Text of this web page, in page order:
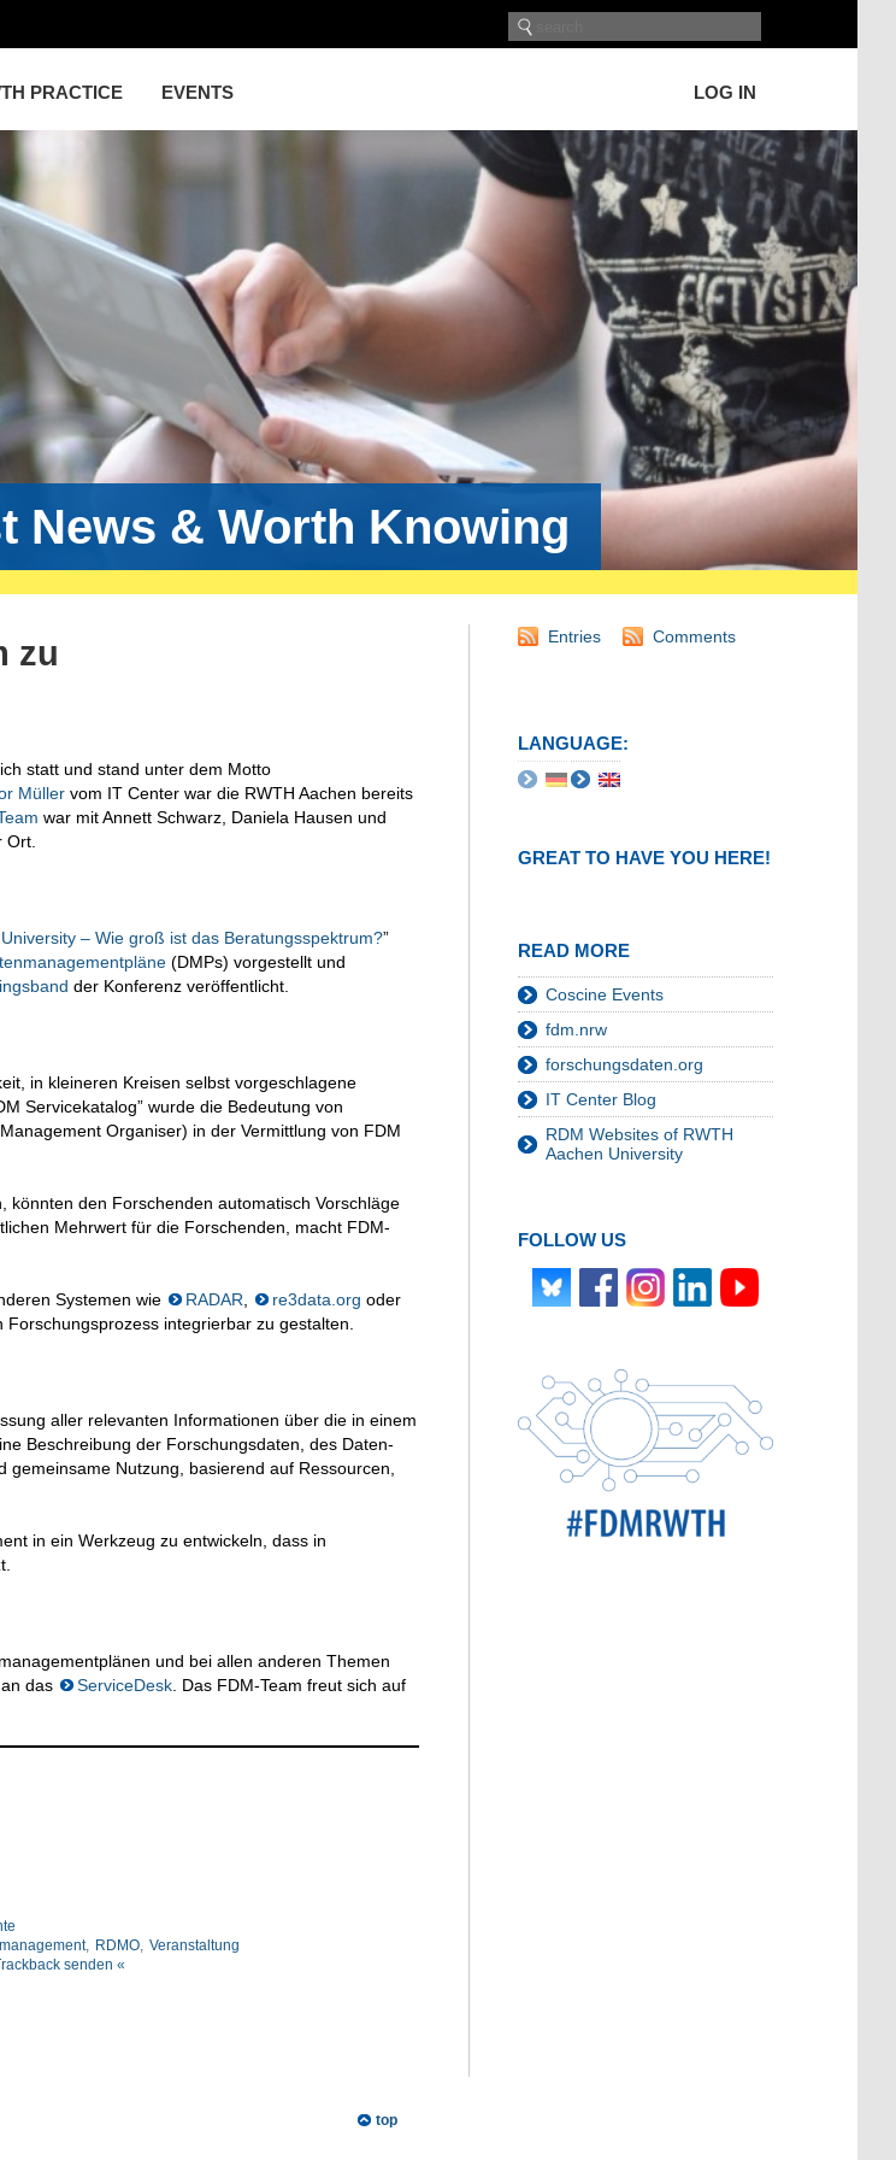
PRACTICE EVENTS LOG IN
News & Worth Knowing
zu
statt und stand unter dem Motto
Müller vom IT Center war die RWTH Aachen bereits
war mit Annett Schwarz, Daniela Hausen und
– Wie groß ist das Beratungsspektrum?”
(DMPs) vorgestellt und
der Konferenz veröffentlicht.
in kleineren Kreisen selbst vorgeschlagene
Servicekatalog” wurde die Bedeutung von
Organiser) in der Vermittlung von FDM
könnten den Forschenden automatisch Vorschläge
Mehrwert für die Forschenden, macht FDM-
Systemen wie RADAR re3data.org oder
integrierbar zu gestalten.
aller relevanten Informationen über die in einem
Beschreibung der Forschungsdaten, des Daten-
Nutzung, basierend auf Ressourcen,
in ein Werkzeug zu entwickeln, dass in
und bei allen anderen Themen
das
ServiceDesk . Das FDM-Team freut sich auf
, RDMO Veranstaltung
senden «
Entries Comments
LANGUAGE:
GREAT TO HAVE YOU HERE!
READ MORE
Coscine Events
fdm.nrw
forschungsdaten.org
IT Center Blog
RDM Websites of RWTH
Aachen University
FOLLOW US
top